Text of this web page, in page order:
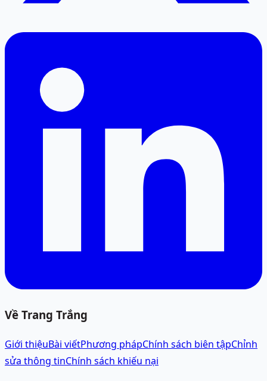
Về Trang Trắng
Giới thiệuBài viếtPhương phápChính sách biên tậpChỉnh
sửa thông tinChính sách khiếu nại